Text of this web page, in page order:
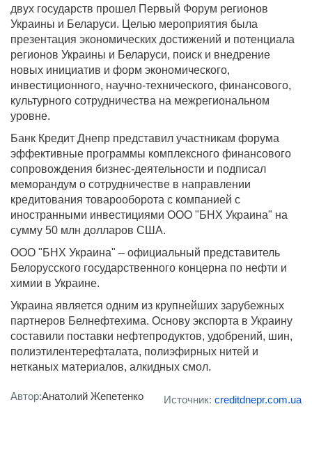
двух государств прошел Первый Форум регионов
Украины и Беларуси. Целью мероприятия была
презентация экономических достижений и потенциала
регионов Украины и Беларуси, поиск и внедрение
новых инициатив и форм экономического,
инвестиционного, научно-технического, финансового,
культурного сотрудничества на межрегиональном
уровне.
Банк Кредит Днепр представил участникам форума
эффективные программы комплексного финансового
сопровождения бизнес-деятельности и подписал
меморандум о сотрудничестве в направлении
кредитования товарооборота с компанией с
иностранными инвестициями ООО "БНХ Украина" на
сумму 50 млн долларов США.
ООО "БНХ Украина" – официальный представитель
Белорусского государственного концерна по нефти и
химии в Украине.
Украина является одним из крупнейших зарубежных
партнеров Белнефтехима. Основу экспорта в Украину
составили поставки нефтепродуктов, удобрений, шин,
полиэтилентерефталата, полиэфирных нитей и
нетканых материалов, алкидных смол.
Автор:Анатолий Жепетенко Источник: creditdnepr.com.ua